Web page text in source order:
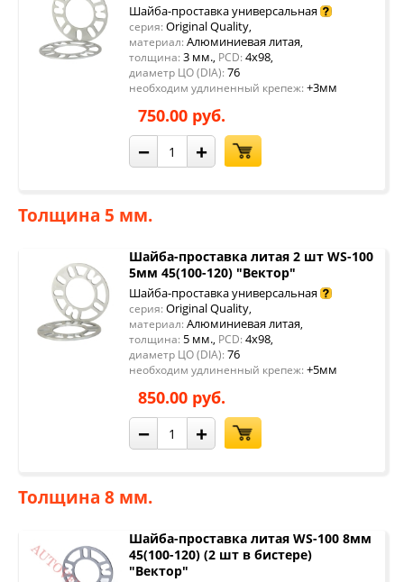
Шайба-проставка универсальная
серия: Original Quality,
материал: Алюминиевая литая,
толщина: 3 мм., PCD: 4x98,
диаметр ЦО (DIA): 76
необходим удлиненный крепеж: +3мм
750.00 руб.
− +
Толщина 5 мм.
Шайба-проставка литая 2 шт WS-100
5мм 45(100-120) "Вектор"
Шайба-проставка универсальная
серия: Original Quality,
материал: Алюминиевая литая,
толщина: 5 мм., PCD: 4x98,
диаметр ЦО (DIA): 76
необходим удлиненный крепеж: +5мм
850.00 руб.
− +
Толщина 8 мм.
Шайба-проставка литая WS-100 8мм
45(100-120) (2 шт в бистере)
"Вектор"